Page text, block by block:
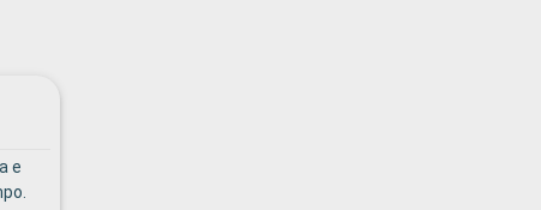
e